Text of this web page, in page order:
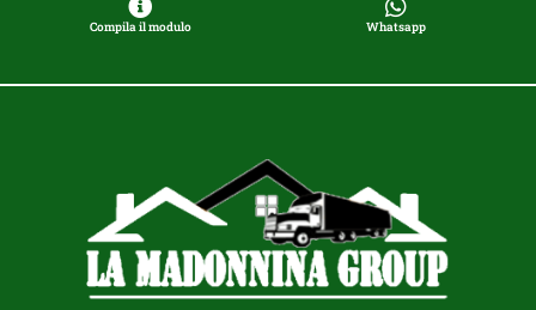
Compila il modulo Whatsapp